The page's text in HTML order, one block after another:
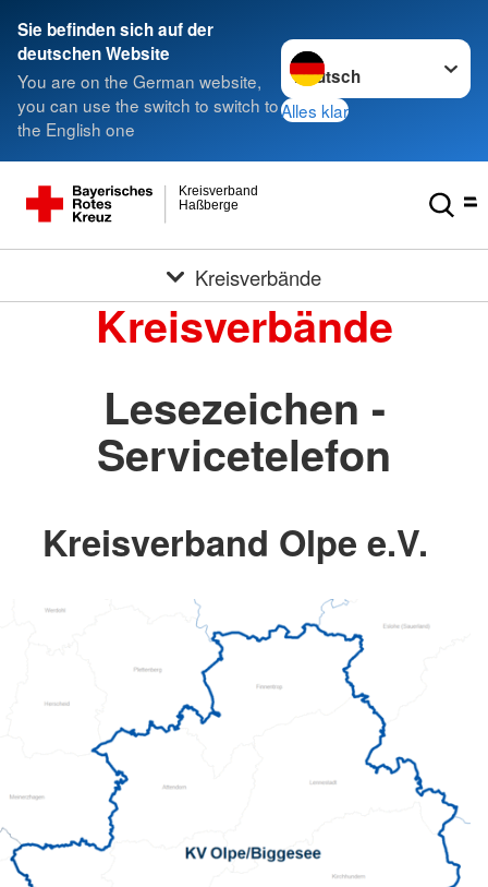
Sie befinden sich auf der
deutschen Website
You are on the German website,
you can use the switch to switch to
the English one
Sprache wechseln zu
Alles klar
Haßberge
Kreisverband
Kreisverbände
Kreisverbände
Lesezeichen -
Servicetelefon
Kreisverband Olpe e.V.